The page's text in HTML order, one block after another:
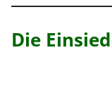
Die